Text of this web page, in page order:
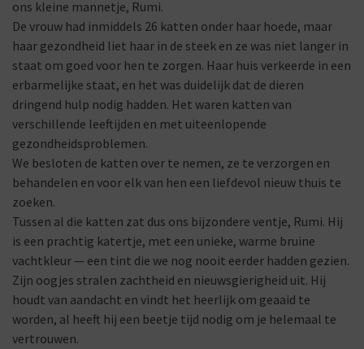
ons kleine mannetje, Rumi.
De vrouw had inmiddels 26 katten onder haar hoede, maar
haar gezondheid liet haar in de steek en ze was niet langer in
staat om goed voor hen te zorgen. Haar huis verkeerde in een
erbarmelijke staat, en het was duidelijk dat de dieren
dringend hulp nodig hadden. Het waren katten van
verschillende leeftijden en met uiteenlopende
gezondheidsproblemen.
We besloten de katten over te nemen, ze te verzorgen en
behandelen en voor elk van hen een liefdevol nieuw thuis te
zoeken.
Tussen al die katten zat dus ons bijzondere ventje, Rumi. Hij
is een prachtig katertje, met een unieke, warme bruine
vachtkleur — een tint die we nog nooit eerder hadden gezien.
Zijn oogjes stralen zachtheid en nieuwsgierigheid uit. Hij
houdt van aandacht en vindt het heerlijk om geaaid te
worden, al heeft hij een beetje tijd nodig om je helemaal te
vertrouwen.